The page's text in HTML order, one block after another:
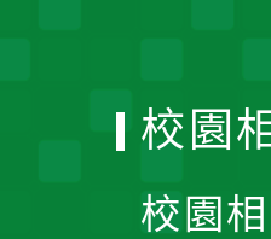
校園
校園